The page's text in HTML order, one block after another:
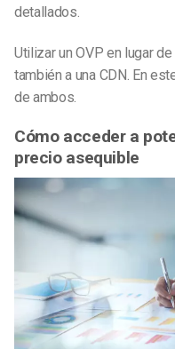
detallados.
Utilizar un OVP en lugar
también a una CDN. En
de ambos.
Cómo acceder a
precio asequible